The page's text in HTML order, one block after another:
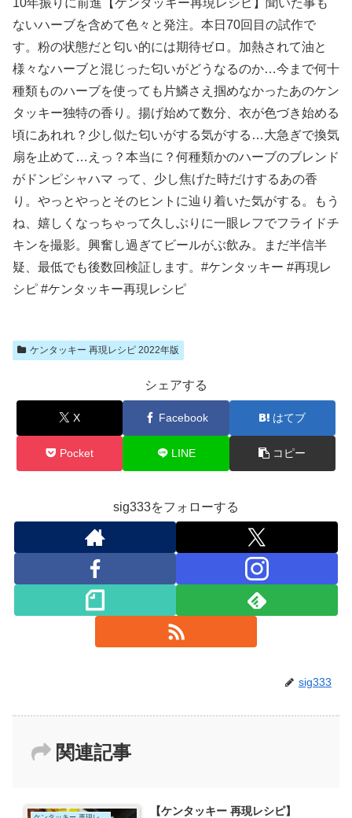
ないハーブを含めて色々と発注。本日70回目の試作で
す。粉の状態だと匂い的には期待ゼロ。加熱されて油と
様々なハーブと混じった匂いがどうなるのか…今まで何十
種類ものハーブを使っても片鱗さえ掴めなかったあのケン
タッキー独特の香り。揚げ始めて数分、衣が色づき始める
頃にあれれ？少し似た匂いがする気がする…大急ぎで換気
扇を止めて…えっ？本当に？何種類かのハーブのブレンド
がドンピシャハマ って、少し焦げた時だけするあの香
り。やっとやっとそのヒントに辿り着いた気がする。もう
ね、嬉しくなっちゃって久しぶりに一眼レフでフライドチ
キンを撮影。興奮し過ぎてビールがぶ飲み。まだ半信半
疑、最低でも後数回検証します。#ケンタッキー #再現レ
シピ #ケンタッキー再現レシピ
ケンタッキー 再現レシピ 2022年版
シェアする
X Facebook はてブ
Pocket LINE コピー
sig333をフォローする
sig333
関連記事
【ケンタッキー 再現レシピ】